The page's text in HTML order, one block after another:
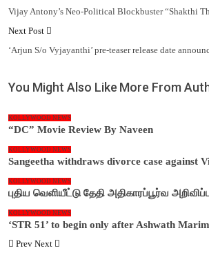
Vijay Antony’s Neo-Political Blockbuster “Shakthi
Next Post
‘Arjun S/o Vyjayanthi’ pre-teaser release date
You Might Also Like More From
KOLLYWOOD NEWS
“DC” Movie Review By Naveen
KOLLYWOOD NEWS
Sangeetha withdraws divorce case against
KOLLYWOOD NEWS
புதிய வெளியீட்டு தேதி அதிகாரப்பூர்வ
KOLLYWOOD NEWS
‘STR 51’ to begin only after Ashwath
Prev Next